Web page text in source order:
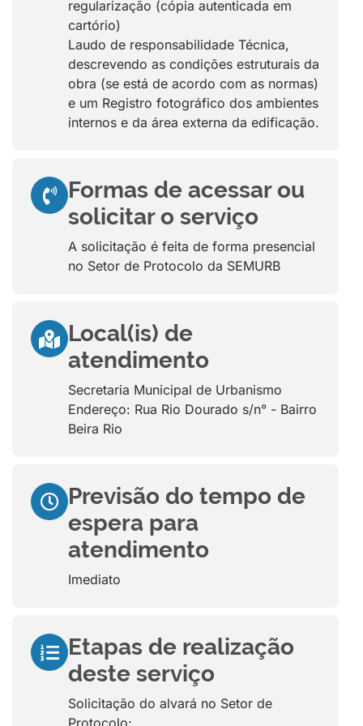
regularização (cópia autenticada em
cartório)
Laudo de responsabilidade Técnica,
descrevendo as condições estruturais da
obra (se está de acordo com as normas)
e um Registro fotográfico dos ambientes
internos e da área externa da edificação.
Formas de acessar ou
solicitar o serviço
A solicitação é feita de forma presencial
no Setor de Protocolo da SEMURB
Local(is) de
atendimento
Secretaria Municipal de Urbanismo
Endereço: Rua Rio Dourado s/n° - Bairro
Beira Rio
Previsão do tempo de
espera para
atendimento
Imediato
Etapas de realização
deste serviço
Solicitação do alvará no Setor de
Protocolo;